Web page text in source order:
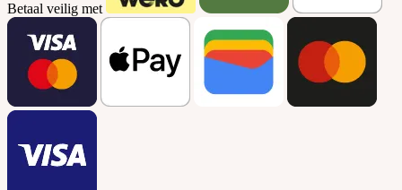
Betaal veilig met